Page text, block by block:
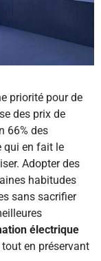
priorité pour de
des prix de
66% des
qui en fait le
Adopter des
habitudes
sans sacrifier
électrique
en préservant